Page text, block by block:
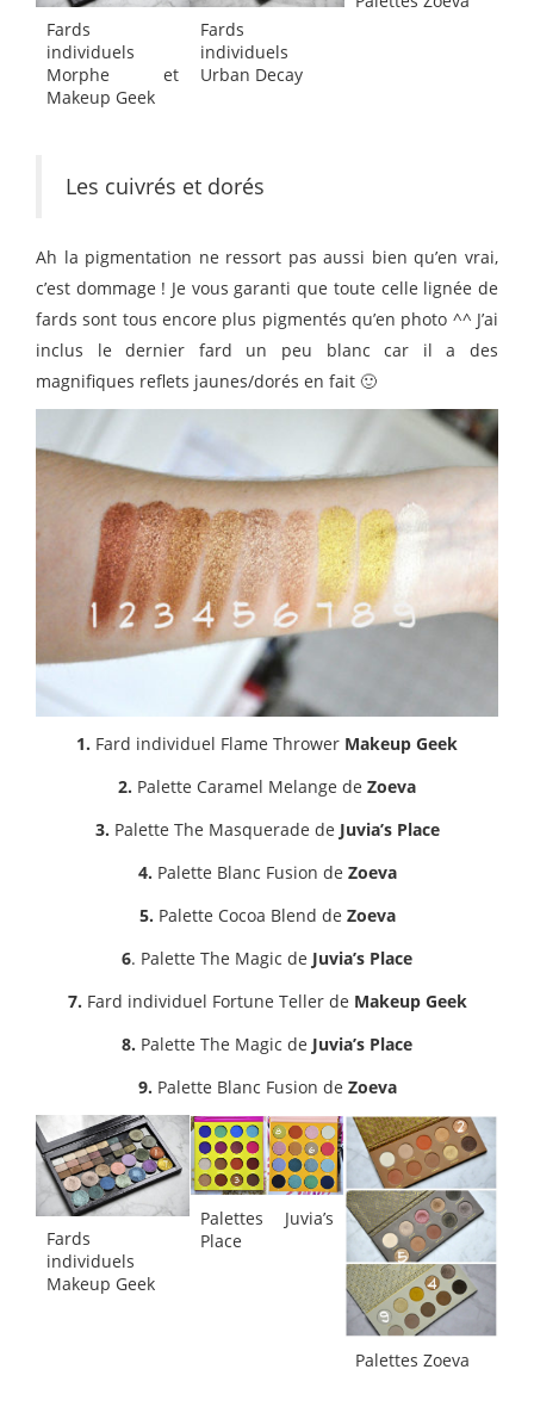
Fards
individuels
Morphe et
Makeup Geek
Fards
individuels
Urban Decay
Les cuivrés et dorés
Ah la pigmentation ne ressort pas aussi bien qu’en vrai,
c’est dommage ! Je vous garanti que toute celle lignée de
fards sont tous encore plus pigmentés qu’en photo ^^ J’ai
inclus le dernier fard un peu blanc car il a des
magnifiques reflets jaunes/dorés en fait 🙂
1. Fard individuel Flame Thrower Makeup Geek
2. Palette Caramel Melange de Zoeva
3. Palette The Masquerade de Juvia’s Place
4. Palette Blanc Fusion de Zoeva
5. Palette Cocoa Blend de Zoeva
6. Palette The Magic de Juvia’s Place
7. Fard individuel Fortune Teller de Makeup Geek
8. Palette The Magic de Juvia’s Place
9. Palette Blanc Fusion de Zoeva
Fards
individuels
Makeup Geek
Palettes Juvia’s
Place
Palettes Zoeva